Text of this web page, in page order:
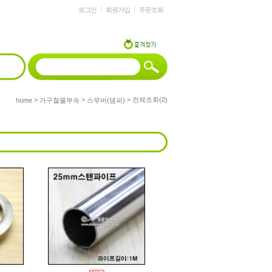
로그인 회원가입 주문조회
home > 가구철물부속 > 스무버(댐퍼) > 전체조회(2)